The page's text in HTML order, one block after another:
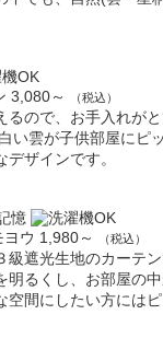
3,080～ （税込）
るので、お手入れが
い雲が子供部屋にピ
ザインです。
ウ 1,980～ （税込）
級遮光生地のカーテ
明るくし、お部屋の
空間にしたい方には